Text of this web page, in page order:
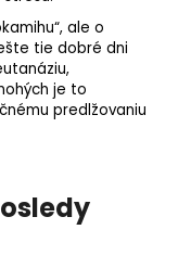
ale o
tie dobré dni
je to
predlžovaniu